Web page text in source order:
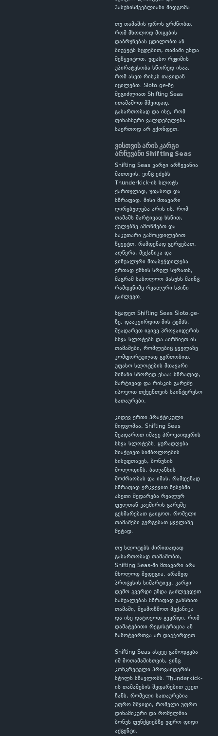
პასუხისმგებლიანი მიდგომა.
თუ თამაშის დროს გრძნობთ,
რომ მხოლოდ მოგების
დაბრუნებას ცდილობთ ან
ბიუჯეტს სცდებით, თამაში უნდა
შეწყვიტოთ. უფასო რეჟიმის
უპირატესობა სწორედ ისაა,
რომ ასეთ რისკს თავიდან
იცილებთ. Sloto.ge-ზე
შეგიძლიათ Shifting Seas
ითამაშოთ მშვიდად,
გასართობად და ისე, რომ
ფინანსური ვალდებულება
საერთოდ არ გქონდეთ.
ვისთვის არის კარგი
არჩევანი Shifting Seas
Shifting Seas კარგი არჩევანია
მათთვის, ვინც ეძებს
Thunderkick-ის სლოტს
ქართულად, უფასოდ და
სწრაფად. მისი მთავარი
ღირებულება არის ის, რომ
თამაშს მარტივად ხსნით,
ქულებზე ამოწმებთ და
საკუთარი გამოცდილებით
წყვეტთ, რამდენად გერგებათ.
აღწერა, მექანიკა და
ვიზუალური შთაბეჭდილება
ერთად ქმნის სრულ სურათს,
მაგრამ საბოლოო პასუხს მაინც
რამდენიმე რეალური სპინი
გაძლევთ.
სცადეთ Shifting Seas Sloto.ge-
ზე, დააკვირდით მის ტემპს,
შეადარეთ იგივე პროვაიდერის
სხვა სლოტებს და აირჩიეთ ის
თამაშები, რომლებიც ყველაზე
კომფორტულად გერთობით.
უფასო სლოტების მთავარი
მიზანი სწორედ ესაა: სწრაფად,
მარტივად და რისკის გარეშე
იპოვოთ თქვენთვის საინტერესო
სათაურები.
კიდევ ერთი პრაქტიკული
მიდგომაა, Shifting Seas
შეადაროთ იმავე პროვაიდერის
სხვა სლოტებს. ყურადღება
მიაქციეთ სიმბოლოების
სისუფთავეს, ბონუსის
მოლოდინს, ბალანსის
მოძრაობას და იმას, რამდენად
სწრაფად ერკვევით წესებში.
ასეთი შედარება რეალურ
ფულთან კავშირის გარეშე
გეხმარებათ გაიგოთ, რომელი
თამაშები გერგებათ ყველაზე
მეტად.
თუ სლოტებს ძირითადად
გასართობად თამაშობთ,
Shifting Seas-ში მთავარი არა
მხოლოდ შედეგია, არამედ
პროცესის სიმარტივე. კარგი
დემო გვერდი უნდა გაძლევდეთ
საშუალებას სწრაფად გახსნათ
თამაში, შეამოწმოთ მექანიკა
და ისე დატოვოთ გვერდი, რომ
დამატებითი რეგისტრაცია ან
ჩამოტვირთვა არ დაგჭირდეთ.
Shifting Seas ასევე გამოდგება
იმ მოთამაშისთვის, ვინც
კონკრეტული პროვაიდერის
სტილს სწავლობს. Thunderkick-
ის თამაშების შედარებით უკეთ
ჩანს, რომელი სათაურებია
უფრო მშვიდი, რომელი უფრო
დინამიკური და რომელშია
ბონუს ფუნქციებზე უფრო დიდი
აქცენტი.